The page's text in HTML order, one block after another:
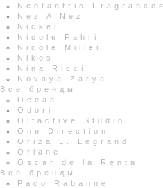
Neotantric Fragrances
Nez A Nez
Nickel
Nicole Fahri
Nicole Miller
Nikos
Nina Ricci
Novaya Zarya
Все бренды
Ocean
Odori
Olfactive Studio
One Direction
Oriza L. Legrand
Orlane
Oscar de la Renta
Все бренды
Paco Rabanne